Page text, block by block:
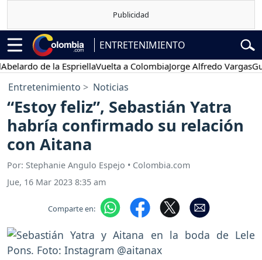
ENTRETENIMIENTO
de la EspriellaVuelta a ColombiaJorge Alfredo Vargas
Entretenimiento Noticias
“Estoy feliz”, Sebastián Yatra
habría confirmado su relación
con Aitana
Por: Stephanie Angulo Espejo • Colombia.com
Jue, 16 Mar 2023 8:35 am
Comparte en: